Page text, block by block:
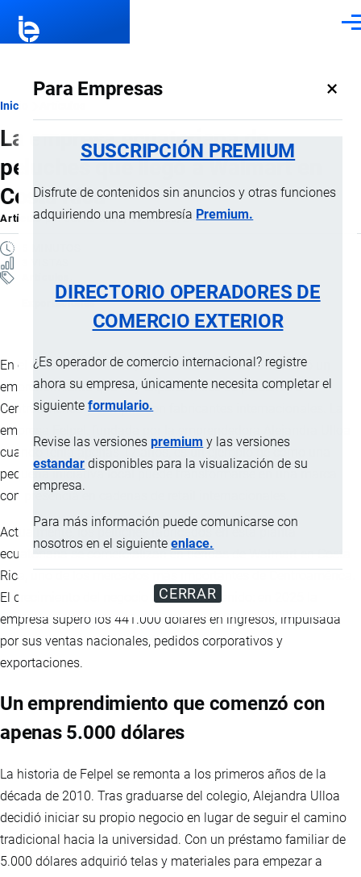
Para Empresas ×
SUSCRIPCIÓN PREMIUM
Disfrute de contenidos sin anuncios y otras funciones
adquiriendo una membresía Premium.
DIRECTORIO OPERADORES DE
COMERCIO EXTERIOR
¿Es operador de comercio internacional? registre
ahora su empresa, únicamente necesita completar el
siguienteformulario.
Revise las versionespremium y las versiones
estandar disponibles para la visualización de su
empresa.
Para más información puede comunicarse con
nosotros en el siguienteenlace.
CERRAR
Ruta
de
navegación
Inicio
La empresa ecuatoriana de
peluches que llegó a Walmart en
Costa Rica
ArtículoporJaime Mise, 10 Marzo, 2026
Exportaciones
En el centro del Ecuador, en la ciudad de Ambato, nació un
emprendimiento que hoy exporta miles de peluches a
Centroamérica y compite con fabricantes internacionales. La
empresa Felpel, fundada por la emprendedora Alejandra Ulloa
cuando tenía apenas 17 años, es un ejemplo de cómo una
pequeña iniciativa local puede transformarse en una marca
con presencia en cadenas de retail internacionales.
Actualmente, los peluches fabricados en esta planta
ecuatoriana se comercializan en tiendas de Walmart en Costa
Rica, uno de los mercados más importantes de Centroamérica.
El crecimiento del negocio ha sido sostenido: en 2025 la
empresa superó los 441.000 dólares en ingresos, impulsada
por sus ventas nacionales, pedidos corporativos y
exportaciones.
Un emprendimiento que comenzó con
apenas 5.000 dólares
La historia de Felpel se remonta a los primeros años de la
década de 2010. Tras graduarse del colegio, Alejandra Ulloa
decidió iniciar su propio negocio en lugar de seguir el camino
tradicional hacia la universidad. Con un préstamo familiar de
5.000 dólares adquirió telas y materiales para empezar a